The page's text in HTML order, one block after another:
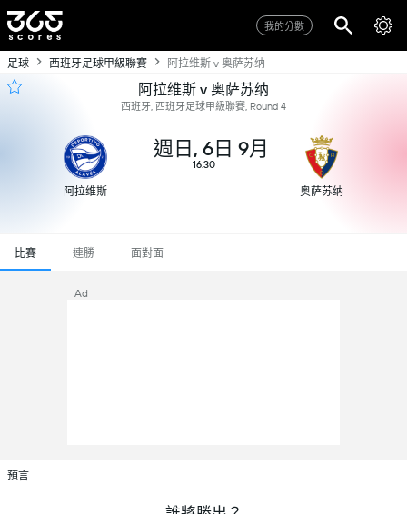
我的分數
足球 西班牙足球甲級聯賽 阿拉维斯 v 奥萨苏纳
阿拉维斯 v 奥萨苏纳
西班牙, 西班牙足球甲級聯賽, Round 4
阿拉维斯
週日, 6日 9月
16:30
奥萨苏纳
比賽 連勝 面對面
Ad
預言